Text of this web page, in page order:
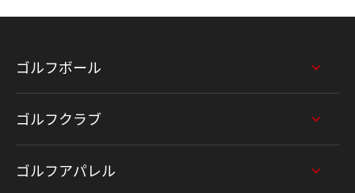
ゴルフボール
ゴルフクラブ
ゴルフアパレル